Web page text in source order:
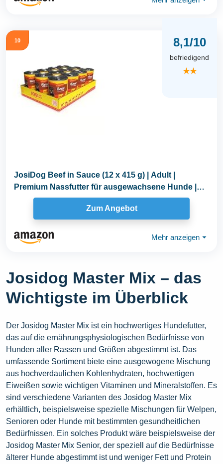
10 8,1/10
befriedigend
★★
JosiDog Beef in Sauce (12 x 415 g) | Adult |
Premium Nassfutter für ausgewachsene Hunde |
mit Rind...
Zum Angebot
Mehr anzeigen ⏷
Josidog Master Mix – das
Wichtigste im Überblick
Der Josidog Master Mix ist ein hochwertiges Hundefutter,
das auf die ernährungsphysiologischen Bedürfnisse von
Hunden aller Rassen und Größen abgestimmt ist. Das
umfassende Sortiment biete eine ausgewogene Mischung
aus hochverdaulichen Kohlenhydraten, hochwertigen
Eiweißen sowie wichtigen Vitaminen und Mineralstoffen. Es
sind verschiedene Varianten des Josidog Master Mix
erhältlich, beispielsweise spezielle Mischungen für Welpen,
Senioren oder Hunde mit bestimmten gesundheitlichen
Bedürfnissen. Ein solches Produkt wäre beispielsweise der
Josidog Master Mix Senior, der speziell auf die Bedürfnisse
älterer Hunde abgestimmt ist und weniger Fett und Protein